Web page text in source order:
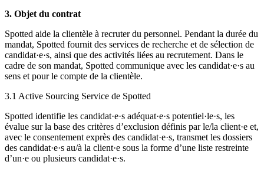
3. Objet du contrat
Spotted aide la clientèle à recruter du personnel. Pendant la durée du
mandat, Spotted fournit des services de recherche et de sélection de
candidat·e·s, ainsi que des activités liées au recrutement. Dans le
cadre de son mandat, Spotted communique avec les candidat·e·s au
sens et pour le compte de la clientèle.
3.1 Active Sourcing Service de Spotted
Spotted identifie les candidat·e·s adéquat·e·s potentiel·le·s, les
évalue sur la base des critères d’exclusion définis par le/la client·e et,
avec le consentement exprès des candidat·e·s, transmet les dossiers
des candidat·e·s au/à la client·e sous la forme d’une liste restreinte
d’un·e ou plusieurs candidat·e·s.